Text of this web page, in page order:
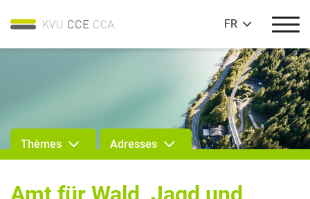
FR
Thèmes Adresses